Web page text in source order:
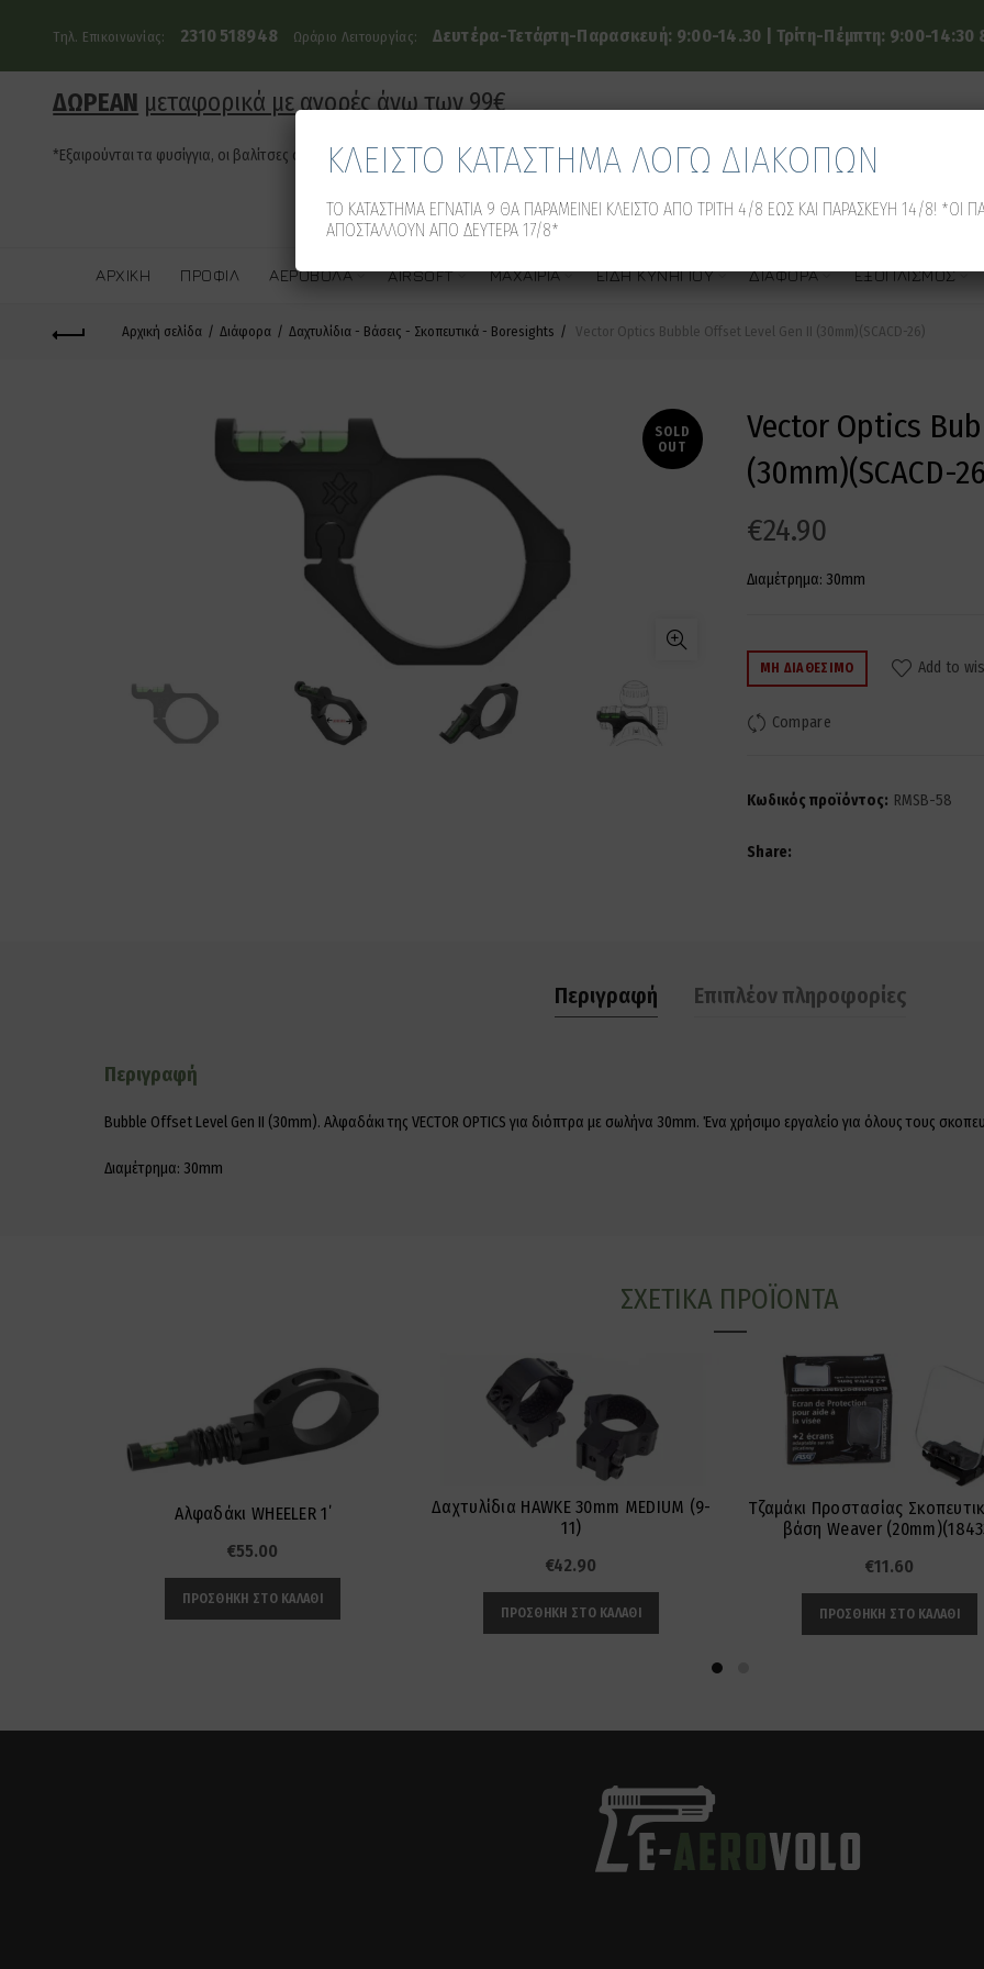
Τηλ. Επικοινωνίας: 2310 518948 Ωράριο Λειτουργίας: Δευτέρα-Τετάρτη-Παρασκευή: 9:00-14.30 | Τρίτη-Πέμπτη: 9:00-14:30
ΔΩΡΕΑΝ μεταφορικά με αγορές άνω των 99€
*Εξαιρούνται τα φυσίγγια, οι βαλίτσες όπλων και τα οπλοκιβώτια
ΑΡΧΙΚΉ ΠΡΟΦΊΛ ΑΕΡΟΒΌΛΑ AIRSOFT ΜΑΧΑΊΡΙΑ ΕΊΔΗ ΚΥΝΗΓΙΟΎ ΔΙΆΦΟΡΑ ΕΞΟΠΛΙΣΜΌΣ
Αρχική σελίδα Διάφορα Δαχτυλίδια - Βάσεις - Σκοπευτικά - Boresights Vector Optics Bubble Offset Level Gen II (30mm)(SCACD-26)
SOLD
OUT
Vector Optics
(30mm)(SCACD-
€24.90
Διαμέτρημα: 30mm
ΜΗ ΔΙΑΘΈΣΙΜΟ Add to
Compare
Κωδικός προϊόντος: RMSB-58
Share
Περιγραφή Επιπλέον πληροφορίες
Περιγραφή
Bubble Offset Level Gen II (30mm). Αλφαδάκι της VECTOR OPTICS για διόπτρα με σωλήνα 30mm. Ένα χρήσιμο εργαλείο για όλους τους
Διαμέτρημα: 30mm
ΣΧΕΤΙΚΆ ΠΡΟΪΌΝΤΑ
Αλφαδάκι WHEELER 1΄
€55.00
ΠΡΟΣΘΉΚΗ ΣΤΟ ΚΑΛΆΘΙ
Δαχτυλίδια HAWKE 30mm MEDIUM (9-
11)
€42.90
ΠΡΟΣΘΉΚΗ ΣΤΟ ΚΑΛΆΘΙ
Τζαμάκι Προστασίας
βάση Weaver
€11.60
ΠΡΟΣΘΉΚΗ ΣΤΟ ΚΑΛΆΘΙ
ΚΛΕΙΣΤΟ ΚΑΤΑΣΤΗΜΑ ΛΟΓΩ ΔΙΑΚΟΠΩΝ
ΤΟ ΚΑΤΑΣΤΗΜΑ ΕΓΝΑΤΙΑ 9 ΘΑ ΠΑΡΑΜΕΙΝΕΙ ΚΛΕΙΣΤΟ ΑΠΟ ΤΡΙΤΗ 4/8 ΕΩΣ ΚΑΙ ΠΑΡΑΣΚΕΥΗ 14/8! *ΟΙ
ΑΠΟΣΤΑΛΛΟΥΝ ΑΠΟ ΔΕΥΤΕΡΑ 17/8*